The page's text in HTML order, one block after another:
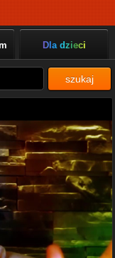
Dla dzieci
szukaj